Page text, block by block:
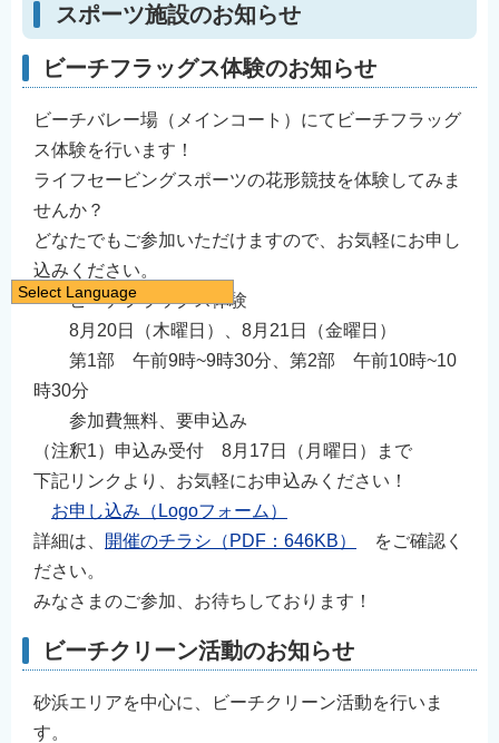
スポーツ施設のお知らせ
ビーチフラッグス体験のお知らせ
ビーチバレー場（メインコート）にてビーチフラッグ
ス体験を行います！
ライフセービングスポーツの花形競技を体験してみま
せんか？
どなたでもご参加いただけますので、お気軽にお申し
込みください。
ビーチフラッグス体験
8月20日（木曜日）、8月21日（金曜日）
第1部 午前9時~9時30分、第2部 午前10時~10
時30分
参加費無料、要申込み
（注釈1）申込み受付 8月17日（月曜日）まで
下記リンクより、お気軽にお申込みください！
お申し込み（Logoフォーム）
詳細は、
開催のチラシ（PDF：646KB）
をご確認く
ださい。
みなさまのご参加、お待ちしております！
ビーチクリーン活動のお知らせ
砂浜エリアを中心に、ビーチクリーン活動を行いま
す。
Select Language
日本語
English
简体中文
繁體中文
한국어
नेपाली
Filipino